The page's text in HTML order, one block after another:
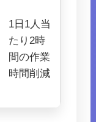
1日1人当
たり2時
間の作業
時間削減